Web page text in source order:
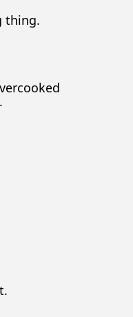
thing.